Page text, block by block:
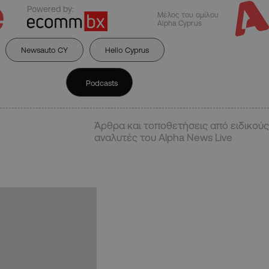
Powered by:
Μέλος του ομίλου
Alpha Cyprus
Newsauto CY Hello Cyprus
Podcasts
Άρθρα και τοποθετήσεις από ειδικούς
αναλυτές του Alpha News Live